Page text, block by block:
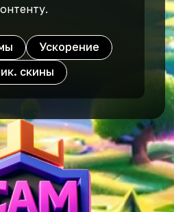
Ускорение
скины